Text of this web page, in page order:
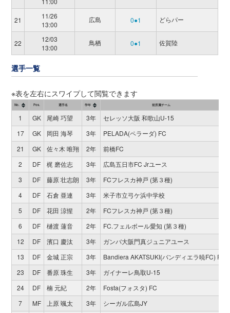
21
11/26
13:00
広島 0●1 どらパー
22
12/03
13:00
鳥栖 0●1 佐賀陸
選手一覧
※表を左右にスワイプして閲覧できます
No. Pos. 選手名 学年 前所属チーム
1 GK 尾崎 巧望 3年
セレッソ大阪 和歌山U-15
17
GK 岡田 海琴 3年
PELADA(ペラーダ) FC
21
GK 佐々木 唯翔 2年
前橋FC
2
DF 梶 磨佐志 3年
広島五日市FC Jrユース
3
DF 藤原 壮志朗 3年
FCフレスカ神戸 (第３種)
4
DF 石倉 亜連 3年
米子市立弓ケ浜中学校
5
DF 花田 涼惺 2年
FCフレスカ神戸 (第３種)
6
DF 樋渡 蓮音 2年
FC.フェルボール愛知 (第３種)
12
DF 濱口 慶汰 3年
ガンバ大阪門真ジュニアユース
13
DF 金城 正宗 3年
Bandiera AKATSUKI(バンディエラ暁FC) FC
23
DF 番原 珠生 3年
ガイナーレ鳥取U-15
24
DF 楠 元紀 2年
Fosta(フォスタ) FC
7
MF 上原 颯太 3年
シーガル広島JY